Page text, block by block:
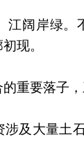
江阔岸绿
现。
的重要落子
及大量土